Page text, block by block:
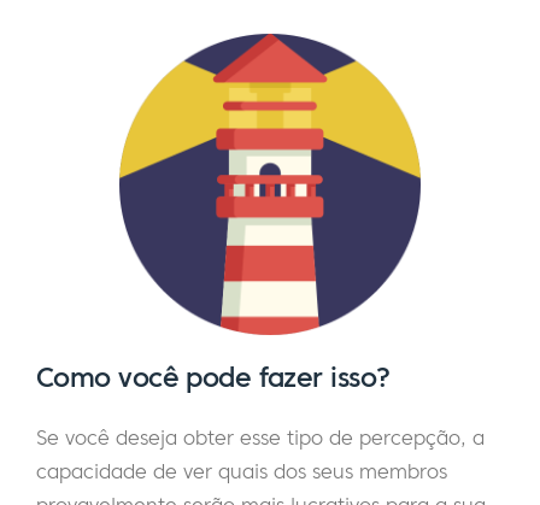
Como você pode fazer isso?
Se você deseja obter esse tipo de percepção, a
capacidade de ver quais dos seus membros